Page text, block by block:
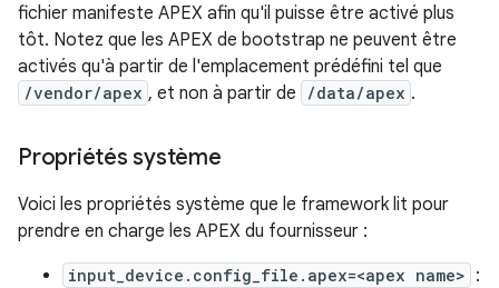
fichier manifeste APEX afin qu'il puisse être activé plus
tôt. Notez que les APEX de bootstrap ne peuvent être
activés qu'à partir de l'emplacement prédéfini tel que
/vendor/apex , et non à partir de /data/apex .
Propriétés système
Voici les propriétés système que le framework lit pour
prendre en charge les APEX du fournisseur :
input_device.config_file.apex=<apex name> :